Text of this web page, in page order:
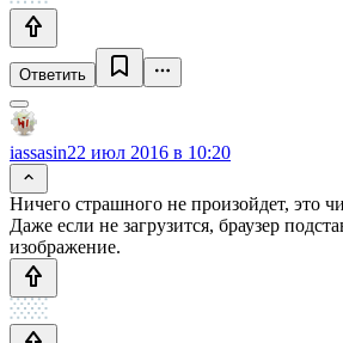
Ответить
iassasin22 июл 2016 в 10:20
Ничего страшного не произойдет, это
Даже если не загрузится, браузер
изображение.